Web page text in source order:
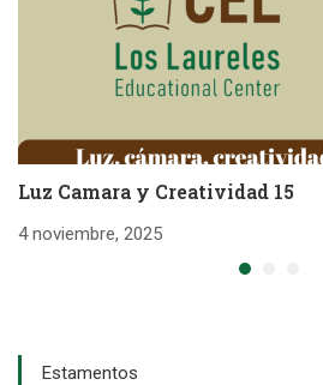
Luz Camara y Creatividad 15
4 noviembre, 2025
Estamentos